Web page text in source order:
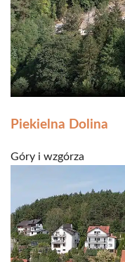
Piekielna Dolina
Góry i wzgórza